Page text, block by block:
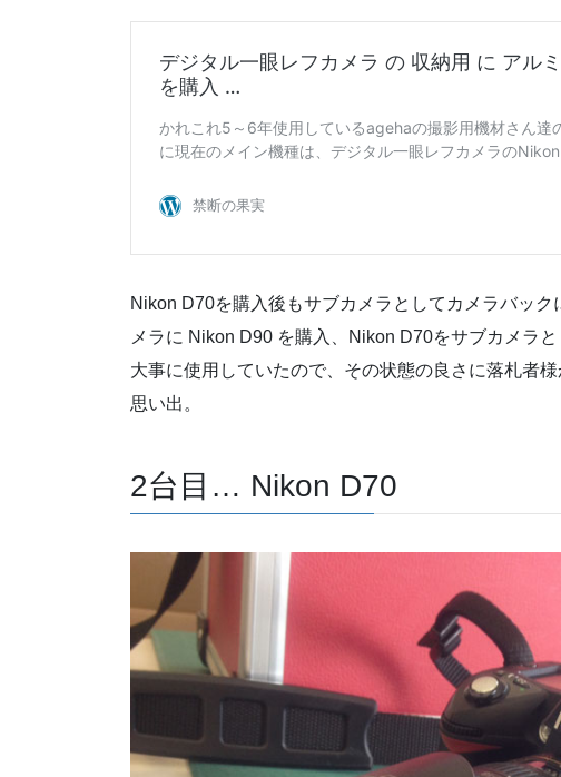
Nikon D70を購入後もサブカメラとしてカメラバッ
メラに Nikon D90 を購入、Nikon D70をサブカメラ
大事に使用していたので、その状態の良さに落札者
思い出。
2台目… Nikon D70